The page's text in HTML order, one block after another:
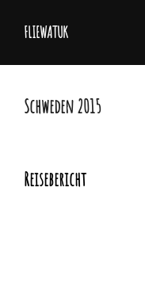
FLIEWATUK
Schweden 2015
Reisebericht